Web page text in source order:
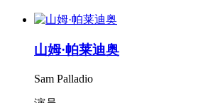
山姆·帕莱迪奥
Sam Palladio